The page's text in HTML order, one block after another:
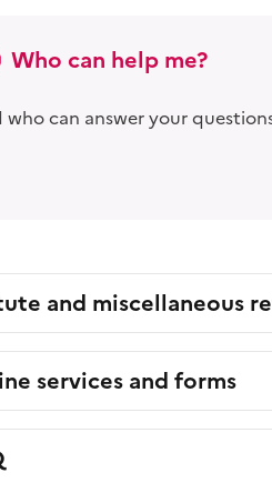
Who can help me?
who can answer your
and miscellaneous
services and forms